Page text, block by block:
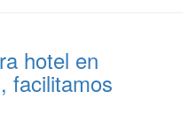
hotel en
facilitamos